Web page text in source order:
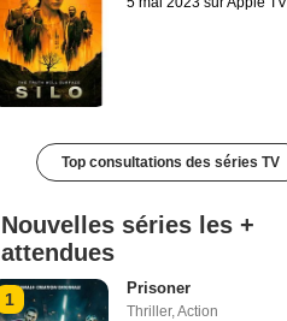
Top consultations des séries TV
Nouvelles séries les +
attendues
1
Prisoner
Thriller,Action